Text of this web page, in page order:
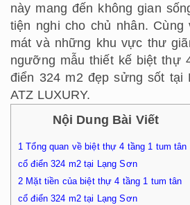
này mang đến không gian
tiện nghi cho chủ nhân.
mát và những khu vực thư
ngưỡng mẫu thiết kế biệt thự
điển 324 m2 đẹp sửng sốt tại
ATZ LUXURY.
Nội Dung Bài Viết
1 Tổng quan về biệt thự 4 tầng 1 tum tân
cổ điển 324 m2 tại Lạng Sơn
2 Mặt tiền của biệt thự 4 tầng 1 tum tân
cổ điển 324 m2 tại Lạng Sơn